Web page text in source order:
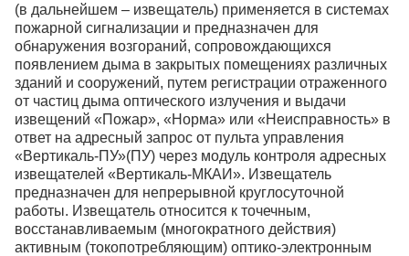
(в дальнейшем – извещатель) применяется в системах
пожарной сигнализации и предназначен для
обнаружения возгораний, сопровождающихся
появлением дыма в закрытых помещениях различных
зданий и сооружений, путем регистрации отраженного
от частиц дыма оптического излучения и выдачи
извещений «Пожар», «Норма» или «Неисправность» в
ответ на адресный запрос от пульта управления
«Вертикаль-ПУ»(ПУ) через модуль контроля адресных
извещателей «Вертикаль-МКАИ». Извещатель
предназначен для непрерывной круглосуточной
работы. Извещатель относится к точечным,
восстанавливаемым (многократного действия)
активным (токопотребляющим) оптико-электронным